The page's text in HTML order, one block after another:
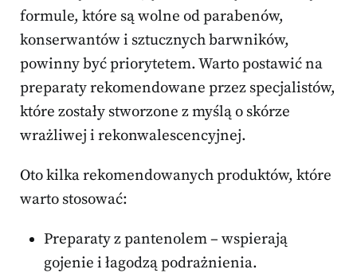
formule, które są wolne od parabenów,
konserwantów i sztucznych barwników,
powinny być priorytetem. Warto postawić na
preparaty rekomendowane przez specjalistów,
które zostały stworzone z myślą o skórze
wrażliwej i rekonwalescencyjnej.
Oto kilka rekomendowanych produktów, które
warto stosować:
Preparaty z pantenolem – wspierają
gojenie i łagodzą podrażnienia.